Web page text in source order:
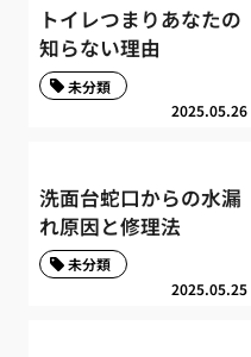
トイレつまりあなたの
知らない理由
2025.05.26
未分類
洗面台蛇口からの水漏
れ原因と修理法
2025.05.25
未分類